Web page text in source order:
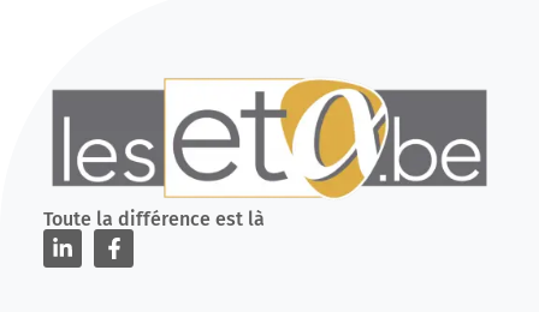
Toute la différence est là